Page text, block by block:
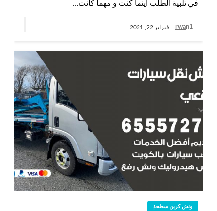
في تلبية الطلب أينما كنت و مهما كانت…
rwan1 فبراير 22, 2021
ونش كرين سطحة